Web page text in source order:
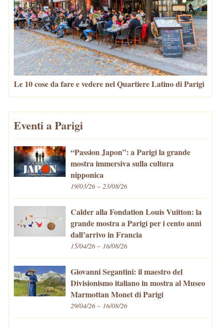
Le 10 cose da fare e vedere nel Quartiere Latino di Parigi
Eventi a Parigi
“Passion Japon”: a Parigi la grande
mostra immersiva sulla cultura
nipponica
19/03/26 – 23/08/26
Calder alla Fondation Louis Vuitton: la
grande mostra a Parigi per i cento anni
dall’arrivo in Francia
15/04/26 – 16/08/26
Giovanni Segantini: il maestro del
Divisionismo italiano in mostra al Museo
Marmottan Monet di Parigi
29/04/26 – 16/08/26